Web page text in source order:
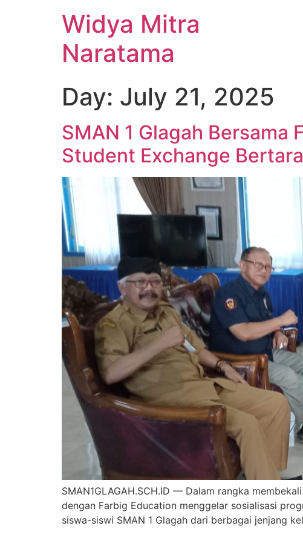
Widya Mitra
Naratama
Day: July 21, 2025
SMAN 1 Glagah Bersama
Student Exchange
SMAN1GLAGAH.SCH.ID — Dalam rangka
dengan Farbig Education menggelar sosialisasi
siswa-siswi SMAN 1 Glagah dari berbagai jenjang